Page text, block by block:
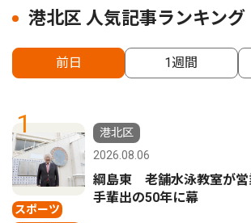
港北区 人気記事ランキング
前日 1週間
1
スポーツ
港北区
2026.08.06
綱島東 老舗水泳教室が
手輩出の50年に幕